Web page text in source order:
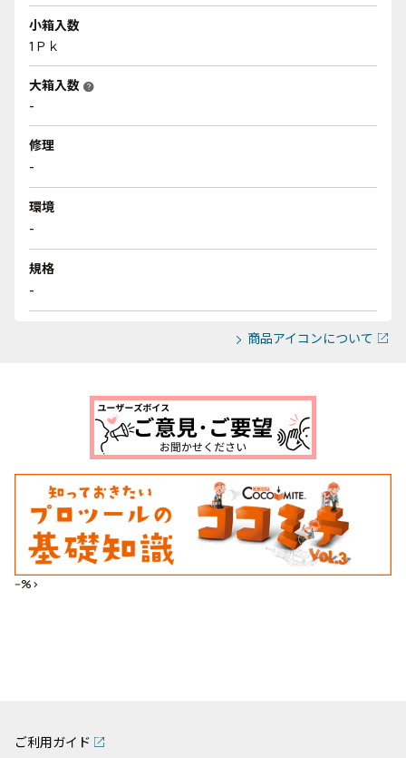
小箱入数
1Ｐｋ
大箱入数 help
-
修理
-
環境
-
規格
-
商品アイコンについて
--%>
ご利用ガイド